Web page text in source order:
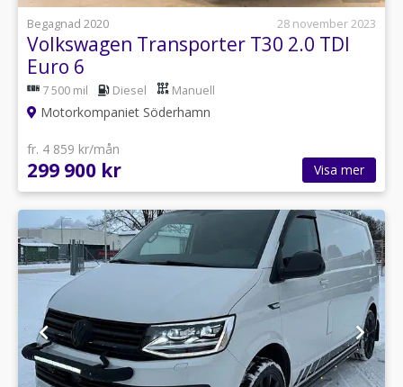
Begagnad 2020
28 november 2023
Volkswagen Transporter T30 2.0 TDI
Euro 6
7 500 mil Diesel Manuell
Motorkompaniet Söderhamn
fr. 4 859 kr/mån
299 900 kr Visa mer